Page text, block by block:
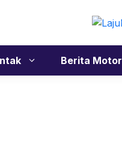
Berita Motor